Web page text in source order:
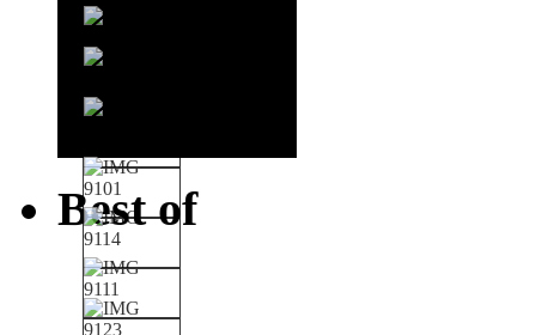
Best of